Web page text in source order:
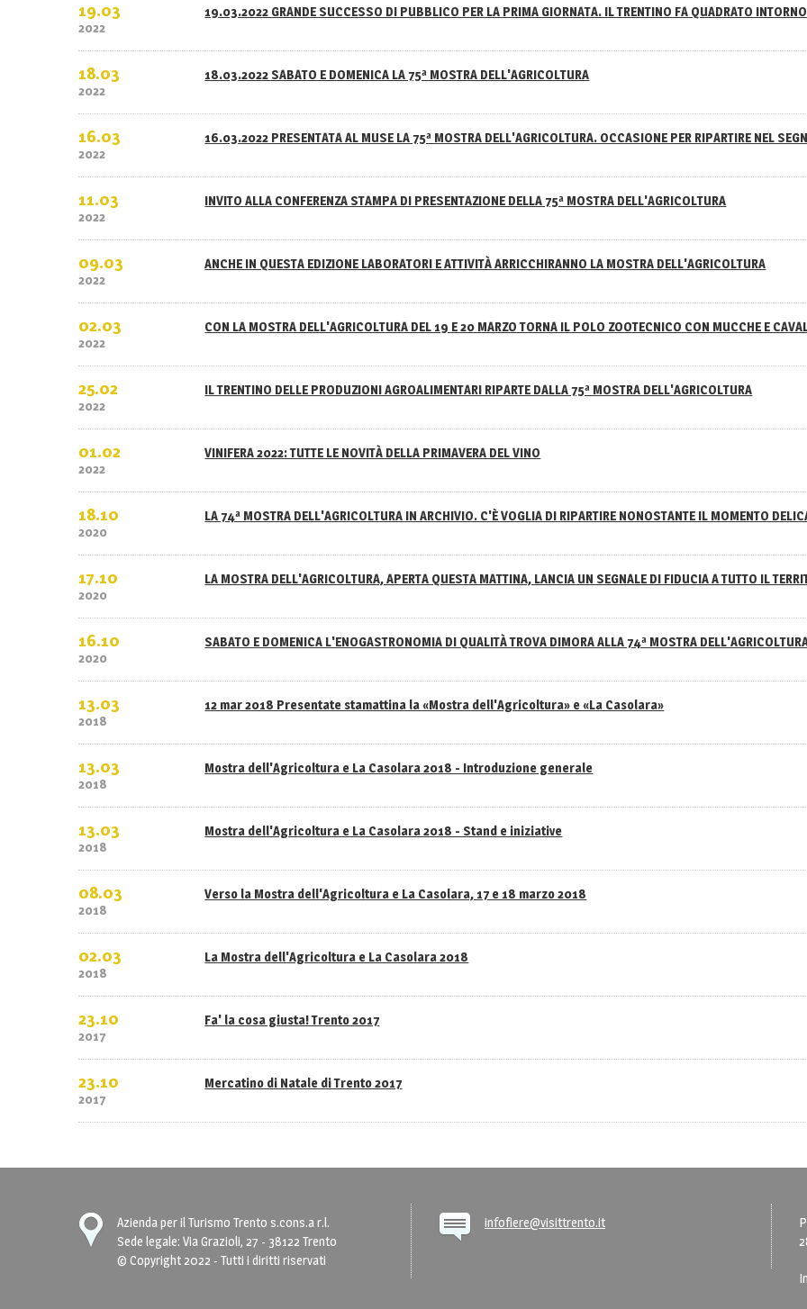
19.03
2022
19.03.2022 GRANDE SUCCESSO DI PUBBLICO PER LA PRIMA GIORNATA. IL TRENTINO FA QUADRATO
18.03
2022
18.03.2022 SABATO E DOMENICA LA 75ª MOSTRA DELL'AGRICOLTURA
16.03
2022
16.03.2022 PRESENTATA AL MUSE LA 75ª MOSTRA DELL'AGRICOLTURA. OCCASIONE PER RIPARTIRE NEL
11.03
2022
INVITO ALLA CONFERENZA STAMPA DI PRESENTAZIONE DELLA 75ª MOSTRA DELL'AGRICOLTURA
09.03
2022
ANCHE IN QUESTA EDIZIONE LABORATORI E ATTIVITÀ ARRICCHIRANNO LA MOSTRA DELL'AGRICOLTURA
02.03
2022
CON LA MOSTRA DELL'AGRICOLTURA DEL 19 E 20 MARZO TORNA IL POLO ZOOTECNICO CON MUCCHE E
25.02
2022
IL TRENTINO DELLE PRODUZIONI AGROALIMENTARI RIPARTE DALLA 75ª MOSTRA DELL'AGRICOLTURA
01.02
2022
VINIFERA 2022: TUTTE LE NOVITÀ DELLA PRIMAVERA DEL VINO
18.10
2020
LA 74ª MOSTRA DELL'AGRICOLTURA IN ARCHIVIO. C'È VOGLIA DI RIPARTIRE NONOSTANTE IL MOMENTO
17.10
2020
LA MOSTRA DELL'AGRICOLTURA, APERTA QUESTA MATTINA, LANCIA UN SEGNALE DI FIDUCIA A TUTTO IL
16.10
2020
SABATO E DOMENICA L'ENOGASTRONOMIA DI QUALITÀ TROVA DIMORA ALLA 74ª MOSTRA
13.03
2018
12 mar 2018 Presentate stamattina la «Mostra dell'Agricoltura» e «La Casolara»
13.03
2018
Mostra dell'Agricoltura e La Casolara 2018 - Introduzione generale
13.03
2018
Mostra dell'Agricoltura e La Casolara 2018 - Stand e iniziative
08.03
2018
Verso la Mostra dell'Agricoltura e La Casolara, 17 e 18 marzo 2018
02.03
2018
La Mostra dell'Agricoltura e La Casolara 2018
23.10
2017
Fa' la cosa giusta! Trento 2017
23.10
2017
Mercatino di Natale di Trento 2017
Azienda per il Turismo Trento s.cons.a r.l.
Sede legale: Via Grazioli, 27 - 38122 Trento
© Copyright 2022 - Tutti i diritti riservati
infofiere@visittrento.it